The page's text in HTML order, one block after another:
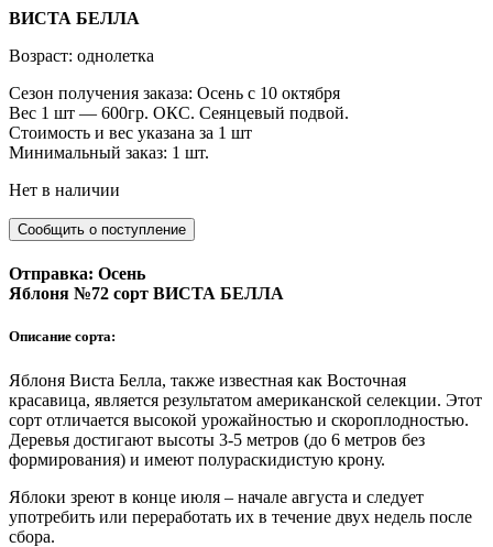
ВИСТА БЕЛЛА
Возраст: однолетка
Сезон получения заказа: Осень с 10 октября
Вес 1 шт — 600гр. ОКС. Сеянцевый подвой.
Стоимость и вес указана за 1 шт
Минимальный заказ: 1 шт.
Нет в наличии
Отправка: Осень
Яблоня №72 сорт ВИСТА БЕЛЛА
Описание сорта:
Яблоня Виста Белла, также известная как Восточная
красавица, является результатом американской селекции. Этот
сорт отличается высокой урожайностью и скороплодностью.
Деревья достигают высоты 3-5 метров (до 6 метров без
формирования) и имеют полураскидистую крону.
Яблоки зреют в конце июля – начале августа и следует
употребить или переработать их в течение двух недель после
сбора.